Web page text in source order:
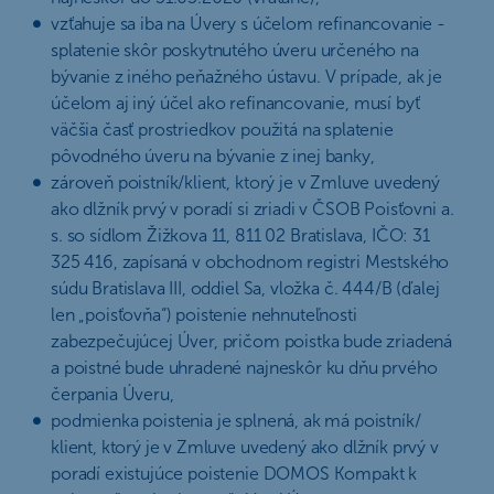
vzťahuje sa iba na Úvery s účelom refinancovanie -
splatenie skôr poskytnutého úveru určeného na
bývanie z iného peňažného ústavu. V prípade, ak je
účelom aj iný účel ako refinancovanie, musí byť
väčšia časť prostriedkov použitá na splatenie
pôvodného úveru na bývanie z inej banky,
zároveň poistník/klient, ktorý je v Zmluve uvedený
ako dlžník prvý v poradí si zriadi v ČSOB Poisťovni a.
s. so sídlom Žižkova 11, 811 02 Bratislava, IČO: 31
325 416, zapísaná v obchodnom registri Mestského
súdu Bratislava III, oddiel Sa, vložka č. 444/B (ďalej
len „poisťovňa“) poistenie nehnuteľnosti
zabezpečujúcej Úver, pričom poistka bude zriadená
a poistné bude uhradené najneskôr ku dňu prvého
čerpania Úveru,
podmienka poistenia je splnená, ak má poistník/
klient, ktorý je v Zmluve uvedený ako dlžník prvý v
poradí existujúce poistenie DOMOS Kompakt k